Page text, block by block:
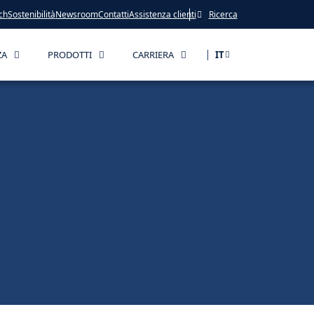
SostenibilitàNewsroomContattiAssistenza clienti Ricerca
PRODOTTI CARRIERA IT